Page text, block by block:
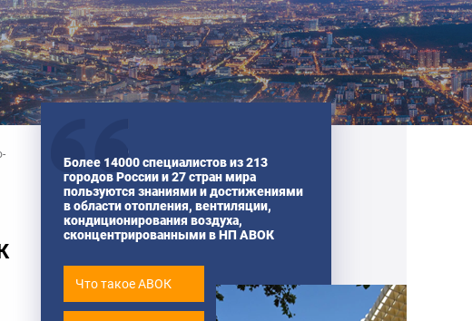
Более 14000 специалистов из 213
городов России и 27 стран мира
пользуются знаниями и достижениями
в области отопления, вентиляции,
кондиционирования воздуха,
сконцентрированными в НП АВОК
Что такое АВОК